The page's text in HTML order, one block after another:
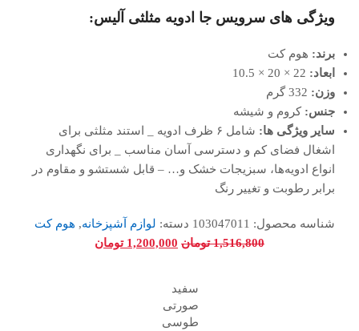
ویژگی های سرویس جا ادویه مثلثی آلیس:
برند: هوم کت
ابعاد:
وزن:
جنس: کروم و شیشه
سایر ویژگی ها:
شامل ۶ ظرف ادویه _ استند مثلثی برای
اشغال فضای کم و دسترسی آسان مناسب _ برای نگهداری
انواع ادویه‌ها، سبزیجات خشک و… – قابل شستشو و مقاوم در
برابر رطوبت و تغییر رنگ
شناسه محصول: 103047011 دسته: لوازم آشپزخانه, هوم کت
1,516,800 تومان 1,200,000 تومان
سفید
صورتی
طوسی